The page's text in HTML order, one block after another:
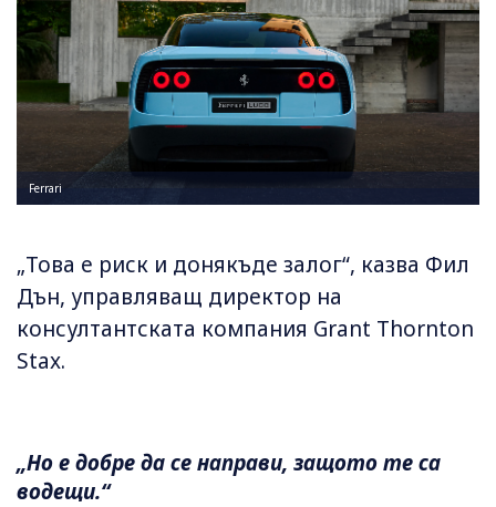
Ferrari
„Това е риск и донякъде залог“, казва Фил
Дън, управляващ директор на
консултантската компания Grant Thornton
Stax.
„Но е добре да се направи, защото те са
водещи.“